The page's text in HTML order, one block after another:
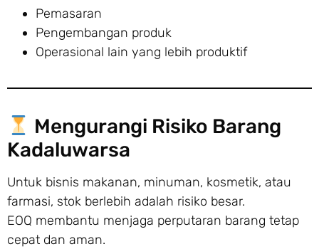
Pemasaran
Pengembangan produk
Operasional lain yang lebih produktif
Mengurangi Risiko Barang
Kadaluwarsa
Untuk bisnis makanan, minuman, kosmetik, atau
farmasi, stok berlebih adalah risiko besar.
EOQ membantu menjaga perputaran barang tetap
cepat dan aman.